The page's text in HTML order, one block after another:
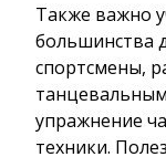
Также важно
большинства
спортсмены,
упражнение
техники.